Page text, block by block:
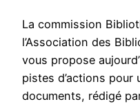
La commission
l’Association des
vous propose
pistes d’actions pour
documents, rédigé